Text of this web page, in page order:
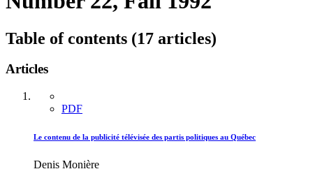
Table of contents (17 articles)
Articles
PDF
Le contenu de la publicité télévisée des partis politiques au Québec
Denis Monière